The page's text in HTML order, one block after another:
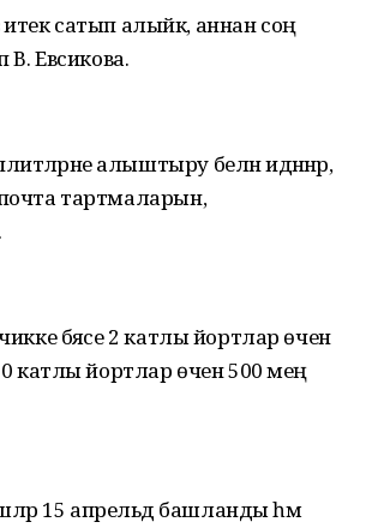
итек сатып алыйк, аннан соң
В. Евсикова.
алыштыру белән идәннәр,
тартмаларын,
бәясе 2 катлы йортлар өчен
катлы йортлар өчен 500 мең
15 апрельдә башланды һәм